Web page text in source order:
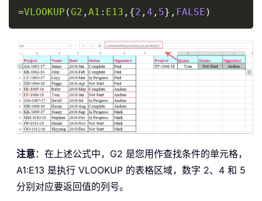
=VLOOKUP (G2 , A1 : E13 , {2 , 4 , 5} , FALSE )Copy
注意：在上述公式中，G2 是您用作查找条件的单元格，
A1:E13 是执行 VLOOKUP 的表格区域，数字 2、4 和 5
分别对应要返回值的列号。